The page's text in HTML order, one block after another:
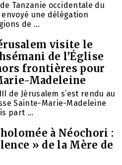
Tanzanie occidentale du
une délégation
de ...
visite le
de l’Église
frontières pour
Madeleine
de Jérusalem s’est rendu au
Sainte-Marie-Madeleine
part ...
à Néochori :
» de la Mère de